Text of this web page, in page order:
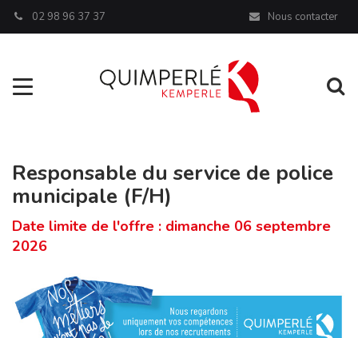
02 98 96 37 37 Nous contacter
Aller à la navigation
Responsable du service de police
municipale (F/H)
Date limite de l'offre : dimanche 06 septembre
2026